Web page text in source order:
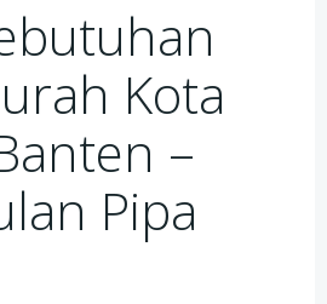
Kota
–
Pipa